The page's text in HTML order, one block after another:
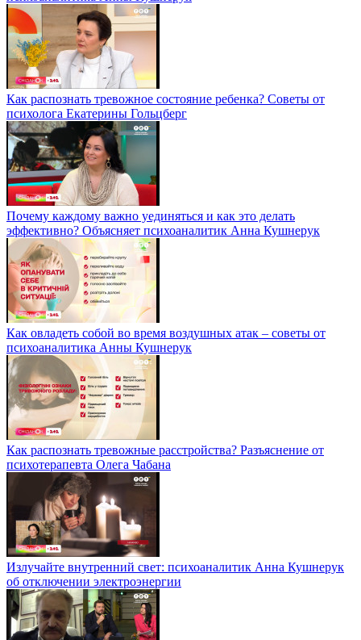
Как распознать тревожное состояние ребенка? Советы от
психолога Екатерины Гольцберг
Почему каждому важно уединяться и как это делать
эффективно? Объясняет психоаналитик Анна Кушнерук
Как овладеть собой во время воздушных атак – советы от
психоаналитика Анны Кушнерук
Как распознать тревожные расстройства? Разъяснение от
психотерапевта Олега Чабана
Излучайте внутренний свет: психоаналитик Анна Кушнерук
об отключении электроэнергии